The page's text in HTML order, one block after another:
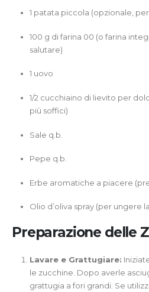
1 patata piccola (opzionale,
100 g di farina 00 (o farina
salutare)
1 uovo
1/2 cucchiaino di lievito per
più soffici)
Sale q.b.
Pepe q.b.
Erbe aromatiche a piacere
Olio d’oliva spray (per ungere
Preparazione delle
Lavare e Grattugiare:
le zucchine. Dopo averle
grattugia a fori grandi. Se